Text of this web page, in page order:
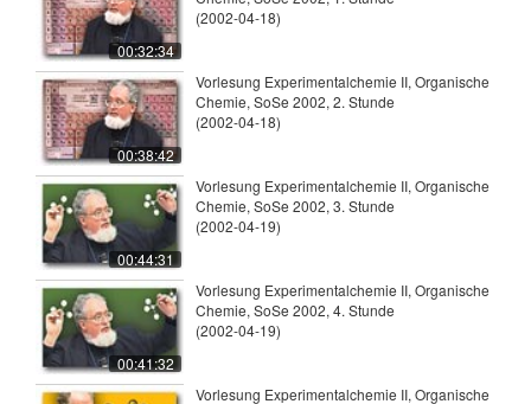
00:32:34
(2002-04-18)
00:38:42
Vorlesung Experimentalchemie II, Organische
Chemie, SoSe 2002, 2. Stunde
(2002-04-18)
00:44:31
Vorlesung Experimentalchemie II, Organische
Chemie, SoSe 2002, 3. Stunde
(2002-04-19)
00:41:32
Vorlesung Experimentalchemie II, Organische
Chemie, SoSe 2002, 4. Stunde
(2002-04-19)
Vorlesung Experimentalchemie II, Organische